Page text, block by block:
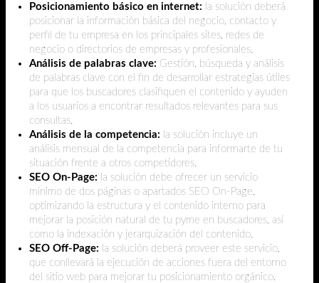
Posicionamiento básico en internet: la solución deberá
posicionar la información básica del negocio, contacto y
perfil de tu empresa en los principales sites, redes de
negocio o directorios de empresas y profesionales.
Análisis de palabras clave: Gestión, búsqueda y análisis
de palabras clave con el fin de desarrollar estrategias útiles
para que los buscadores clasifiquen el contenido y ayuden
a los usuarios a encontrar resultados relevantes para sus
consultas.
Análisis de la competencia: la solución incluye un
análisis mensual de la competencia para informarte de tu
situación frente a otros competidores.
SEO On-Page: la solución debe ofrecer un servicio
mínimo de dos páginas o apartados SEO On-Page,
optimizando la estructura y el contenido interno para
mejorar la posición natural de tu pyme en buscadores, así
como la indexación y jerarquización del contenido.
SEO Off-Page: la solución deberá proveer este servicio,
que conllevará la ejecución de acciones fuera del entorno
del sitio web para mejorar tu posicionamiento orgánico.